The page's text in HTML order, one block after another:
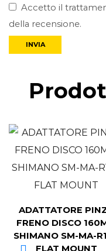
Accetto il
della recensione.
ADATTATORE
FRENO DISCO
SHIMANO SM-MA-
FLAT MOUNT